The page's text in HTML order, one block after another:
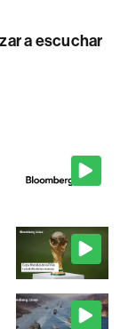
a escuchar